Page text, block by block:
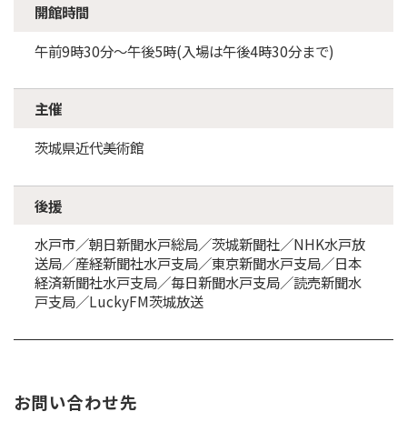
開館時間
午前9時30分～午後5時(入場は午後4時30分まで)
主催
茨城県近代美術館
後援
水戸市／朝日新聞水戸総局／茨城新聞社／NHK水戸放
送局／産経新聞社水戸支局／東京新聞水戸支局／日本
経済新聞社水戸支局／毎日新聞水戸支局／読売新聞水
戸支局／LuckyFM茨城放送
お問い合わせ先